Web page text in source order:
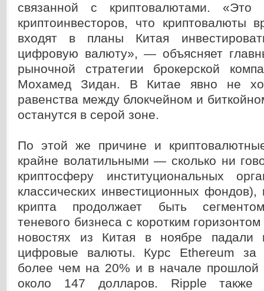
связанной с криптовалютами.
криптоинвесторов, что криптовалюты
входят в планы Китая
цифровую валюту», — объясняет
рыночной стратегии брокерской
Мохамед Зидан. В Китае явно не
равенства между блокчейном и
останутся в серой зоне.
По этой же причине и
крайне волатильными — сколько ни
криптосферу институциональных
классических инвестиционных
крипта продолжает быть сегментом
теневого бизнеса с коротким
новостях из Китая в ноябре
цифровые валюты. Курс Ethereum за
более чем на 20% и в начале прошлой
около 147 долларов. Ripple